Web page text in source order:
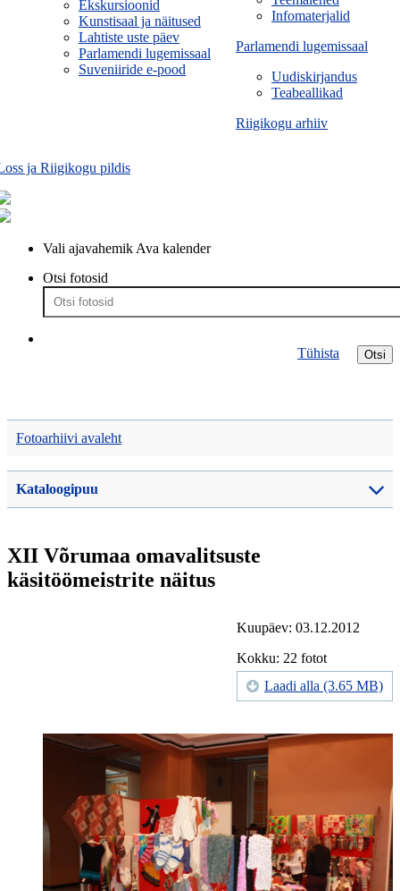
Infomaterjalid
Parlamendi lugemissaal
Uudiskirjandus
Teabeallikad
Riigikogu arhiiv
Ekskursioonid
Kunstisaal ja näitused
Lahtiste uste päev
Parlamendi lugemissaal
Suveniiride e-pood
ja Riigikogu pildis
Vali ajavahemik Ava kalender
Otsi fotosid
Otsi
Tühista
Fotoarhiivi avaleht
Kataloogipuu
XII Võrumaa omavalitsuste
käsitöömeistrite näitus
Kuupäev: 03.12.2012
Kokku: 22 fotot
Laadi alla (3.65 MB)